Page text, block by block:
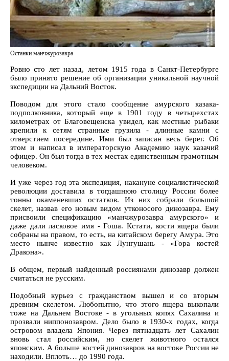
Останки манчжурозавра
Ровно сто лет назад, летом 1915 года в Санкт-Петербурге
было принято решение об организации уникальной научной
экспедиции на Дальний Восток.
Поводом для этого стало сообщение амурского казака-
подполковника, который еще в 1901 году в четырехстах
километрах от Благовещенска увидел, как местные рыбаки
крепили к сетям странные грузила - длинные камни с
отверстием посередине. Ими был записан весь берег. Об
этом и написал в императорскую Академию наук казачий
офицер. Он был тогда в тех местах единственным грамотным
человеком.
И уже через год эта экспедиция, накануне социалистической
революции доставила в тогдашнюю столицу России более
тонны окаменевших остатков. Из них собрали большой
скелет, назвав его новым видом утконосого динозавра. Ему
присвоили спецификацию «манчжурозавра амурского» и
даже дали ласковое имя - Гоша. Кстати, кости ящера были
собраны на правом, то есть, на китайском берегу Амура. Это
место нынче известно как Лунгушань - «Гора костей
Дракона».
В общем, первый найденный россиянами динозавр должен
считаться не русским.
Подобный курьез с гражданством вышел и со вторым
древним скелетом. Любопытно, что этого ящера выкопали
тоже на Дальнем Востоке - в угольных копях Сахалина и
прозвали ниппонозавром. Дело было в 1930-х годах, когда
островом владела Япония. Через пятнадцать лет Сахалин
вновь стал российским, но скелет животного остался
японским. А больше костей динозавров на востоке России не
находили. Вплоть… до 1990 года.